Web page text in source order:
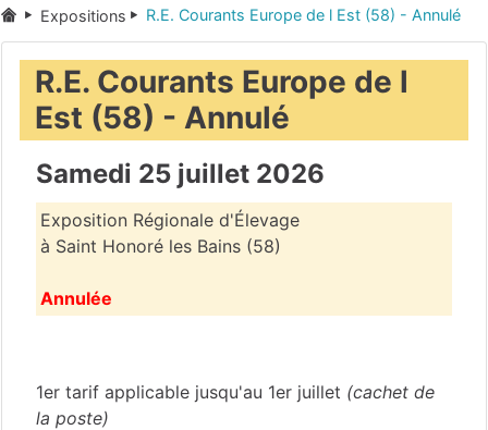
Expositions R.E. Courants Europe de l Est (58) - Annulé
R.E. Courants Europe de l
Est (58) - Annulé
Samedi 25 juillet 2026
Exposition Régionale d'Élevage
à Saint Honoré les Bains (58)
Annulée
1er tarif applicable jusqu'au 1er juillet (cachet de
la poste)